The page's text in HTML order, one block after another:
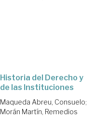
Historia del Derecho y
de las Instituciones
Maqueda Abreu, Consuelo;
Morán Martín, Remedios